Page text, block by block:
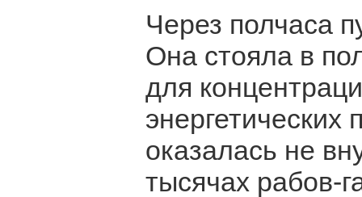
Через полчаса
Она стояла в
для
энергетических
оказалась не
тысячах рабов-